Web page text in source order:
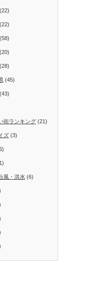
(22)
(22)
(58)
(20)
(28)
(45)
(43)
街ランキング (21)
ズ (3)
風・洪水 (6)